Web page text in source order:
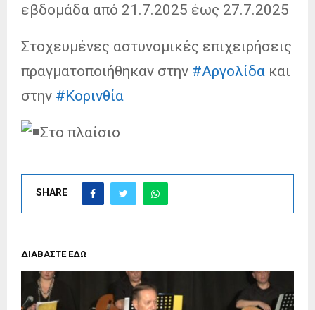
εβδομάδα από 21.7.2025 έως 27.7.2025
Στοχευμένες αστυνομικές επιχειρήσεις
πραγματοποιήθηκαν στην #Αργολίδα και
στην #Κορινθία
Στο πλαίσιο
SHARE
ΔΙΑΒΑΣΤΕ ΕΔΩ